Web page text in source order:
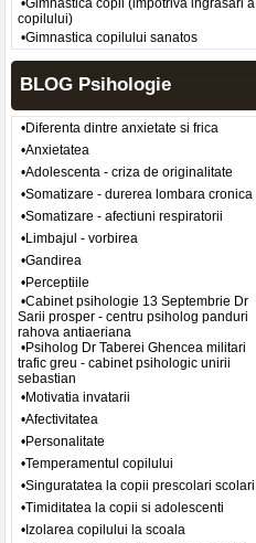
•Gimnastica copii (impotriva ingrasari a
copilului)
•Gimnastica copilului sanatos
BLOG Psihologie
•Diferenta dintre anxietate si frica
•Anxietatea
•Adolescenta - criza de originalitate
•Somatizare - durerea lombara cronica
•Somatizare - afectiuni respiratorii
•Limbajul - vorbirea
•Gandirea
•Perceptiile
•Cabinet psihologie 13 Septembrie Dr
Sarii prosper - centru psiholog panduri
rahova antiaeriana
•Psiholog Dr Taberei Ghencea militari
trafic greu - cabinet psihologic unirii
sebastian
•Motivatia invatarii
•Afectivitatea
•Personalitate
•Temperamentul copilului
•Singuratatea la copii prescolari scolari
•Timiditatea la copii si adolescenti
•Izolarea copilului la scoala